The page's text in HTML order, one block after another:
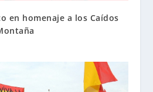
en homenaje a los Caídos